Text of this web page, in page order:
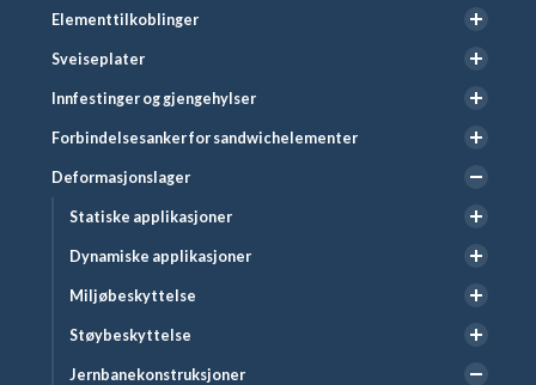
Elementtilkoblinger
Sveiseplater
Innfestinger og gjengehylser
Forbindelsesanker for sandwichelementer
Deformasjonslager
Statiske applikasjoner
Dynamiske applikasjoner
Miljøbeskyttelse
Støybeskyttelse
Jernbanekonstruksjoner